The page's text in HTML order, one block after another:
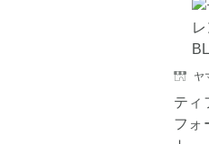
ヤ
ティ
フォ